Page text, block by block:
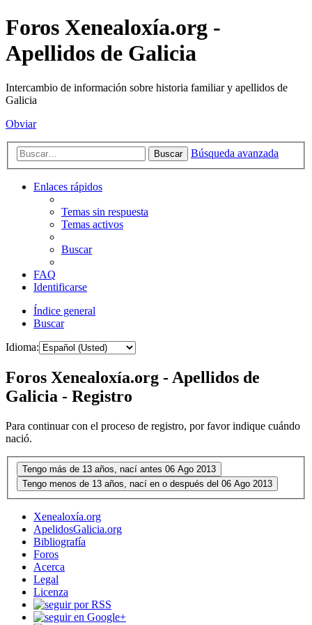
Foros Xenealoxía.org -
Apellidos de Galicia
Intercambio de información sobre historia familiar y apellidos de
Galicia
Obviar
Buscar Búsqueda avanzada
Enlaces rápidos
Temas sin respuesta
Temas activos
Buscar
FAQ
Identificarse
Índice general
Buscar
Idioma:
Foros Xenealoxía.org - Apellidos de
Galicia - Registro
Para continuar con el proceso de registro, por favor indique cuándo
nació.
Xenealoxía.org
ApelidosGalicia.org
Bibliografía
Foros
Acerca
Legal
Licenza